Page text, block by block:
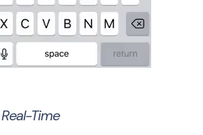
Real-Time